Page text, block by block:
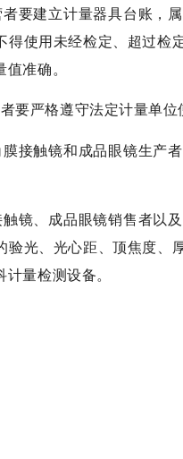
者要建立计量器具台账，
使用未经检定、超过
准确。
要严格遵守法定计量单
膜接触镜和成品眼镜生产
镜、成品眼镜销售者以
光、光心距、顶焦度
量检测设备。